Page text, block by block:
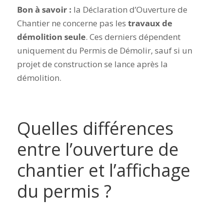
Bon à savoir : la Déclaration d’Ouverture de
Chantier ne concerne pas les travaux de
démolition seule. Ces derniers dépendent
uniquement du Permis de Démolir, sauf si un
projet de construction se lance après la
démolition.
Quelles différences
entre l’ouverture de
chantier et l’affichage
du permis ?